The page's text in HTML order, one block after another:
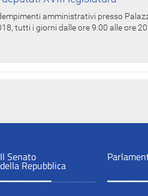
amministrativi presso
tutti i giorni dalle ore 9.00 alle ore
Il Senato
della Repubblica